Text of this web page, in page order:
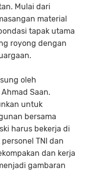
Mulai dari
material
tapak utama
royong dengan
oleh
Saan.
untuk
bersama
harus bekerja di
TNI dan
dan kerja
gambaran